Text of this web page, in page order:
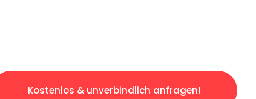
Kostenlos & unverbindlich anfragen!